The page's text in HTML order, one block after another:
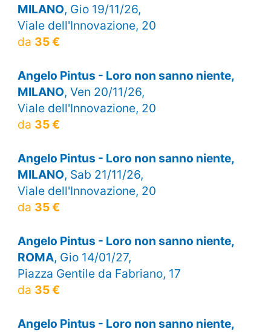
MILANO, Gio 19/11/26,
Viale dell'Innovazione, 20
da 35 €
Angelo Pintus - Loro non sanno niente,
MILANO, Ven 20/11/26,
Viale dell'Innovazione, 20
da 35 €
Angelo Pintus - Loro non sanno niente,
MILANO, Sab 21/11/26,
Viale dell'Innovazione, 20
da 35 €
Angelo Pintus - Loro non sanno niente,
ROMA, Gio 14/01/27,
Piazza Gentile da Fabriano, 17
da 35 €
Angelo Pintus - Loro non sanno niente,